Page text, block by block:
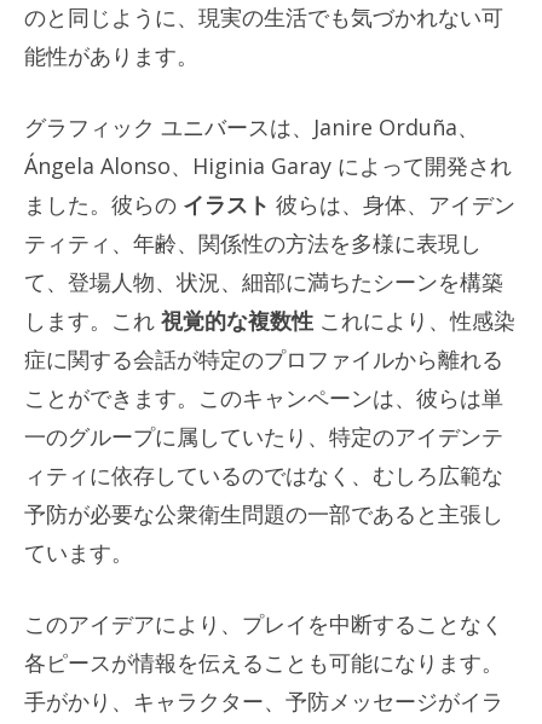
のと同じように、現実の生活でも気づかれない可
能性があります。
グラフィック ユニバースは、Janire Orduña、
Ángela Alonso、Higinia Garay によって開発され
ました。彼らの イラスト 彼らは、身体、アイデン
ティティ、年齢、関係性の方法を多様に表現し
て、登場人物、状況、細部に満ちたシーンを構築
します。これ 視覚的な複数性 これにより、性感染
症に関する会話が特定のプロファイルから離れる
ことができます。このキャンペーンは、彼らは単
一のグループに属していたり​​、特定のアイデンテ
ィティに依存しているのではなく、むしろ広範な
予防が必要な公衆衛生問題の一部であると主張し
ています。
このアイデアにより、プレイを中断することなく
各ピースが情報を伝えることも可能になります。
手がかり、キャラクター、予防メッセージがイラ